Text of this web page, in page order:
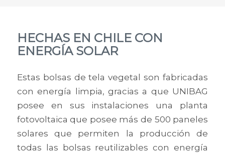
HECHAS EN CHILE CON
ENERGÍA SOLAR
Estas bolsas de tela vegetal son fabricadas
con energía limpia, gracias a que UNIBAG
posee en sus instalaciones una planta
fotovoltaica que posee más de 500 paneles
solares que permiten la producción de
todas las bolsas reutilizables con energía